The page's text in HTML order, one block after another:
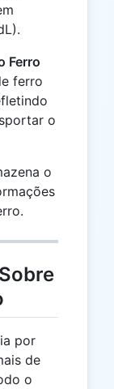
Ferro
ferro
o
o
por
de
o